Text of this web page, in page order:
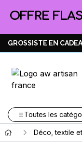
OFFRE
GROSSISTE EN
Toutes les
Déco, textile